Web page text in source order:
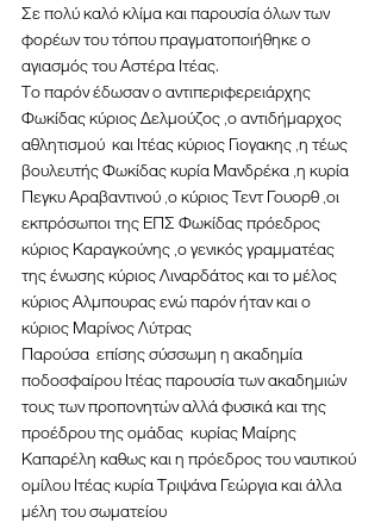
Σε πολύ καλό κλίμα και παρουσία όλων των
φορέων του τόπου πραγματοποιήθηκε ο
αγιασμός του Αστέρα Ιτέας.
Το παρόν έδωσαν ο αντιπεριφερειάρχης
Φωκίδας κύριος Δελμούζος ,ο αντιδήμαρχος
αθλητισμού  και Ιτέας κύριος Γιογακης ,η τέως
βουλευτής Φωκίδας κυρία Μανδρέκα ,η κυρία
Πεγκυ Αραβαντινού ,ο κύριος Τεντ Γουορθ ,οι
εκπρόσωποι της ΕΠΣ Φωκίδας πρόεδρος
κύριος Καραγκούνης ,ο γενικός γραμματέας
της ένωσης κύριος Λιναρδάτος και το μέλος
κύριος Αλμπουρας ενώ παρόν ήταν και ο
κύριος Μαρίνος Λύτρας
Παρούσα  επίσης σύσσωμη η ακαδημία
ποδοσφαίρου Ιτέας παρουσία των ακαδημιών
τους των προπονητών αλλά φυσικά και της
προέδρου της ομάδας  κυρίας Μαίρης
Καπαρέλη καθως και η πρόεδρος του ναυτικού
ομίλου Ιτέας κυρία Τριψάνα Γεώργια και άλλα
μέλη του σωματείου